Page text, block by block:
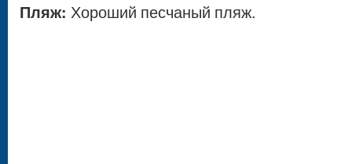
Пляж: Хороший песчаный пляж.